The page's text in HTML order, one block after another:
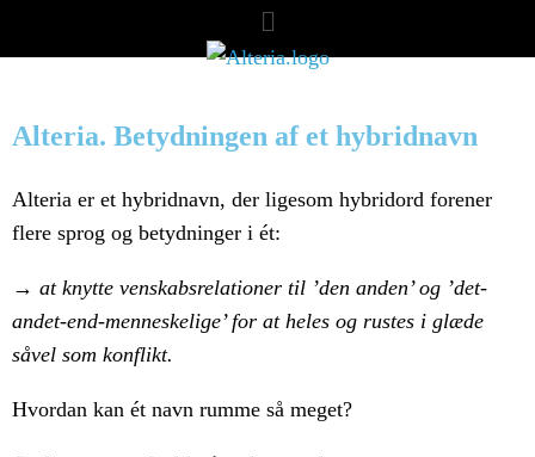
Alteria. Betydningen af et hybridnavn
Alteria er et hybridnavn, der ligesom hybridord forener
flere sprog og betydninger i ét:
→ at knytte venskabsrelationer til ’den anden’ og ’det-
andet-end-menneskelige’ for at heles og rustes i glæde
såvel som konflikt.
Hvordan kan ét navn rumme så meget?